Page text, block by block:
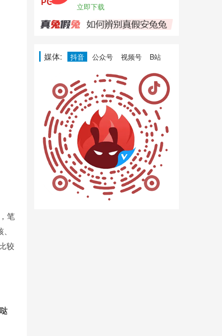
笔
较
立即下载
媒体: 抖音 公众号 视频号 B站